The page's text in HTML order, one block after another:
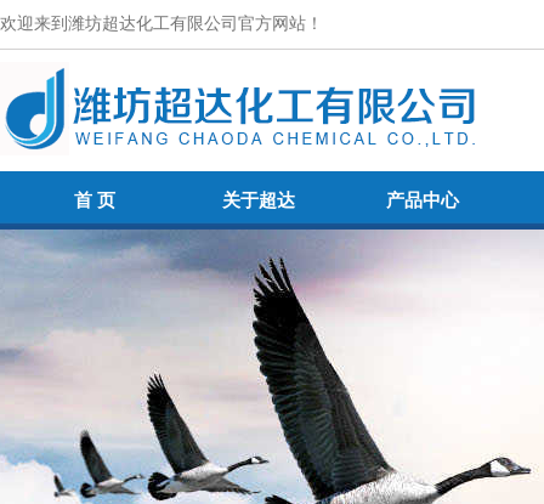
欢迎来到潍坊超达化工有限公司官方网站！
首 页
首 页
关于超达
关于超达
产品中心
产品中心